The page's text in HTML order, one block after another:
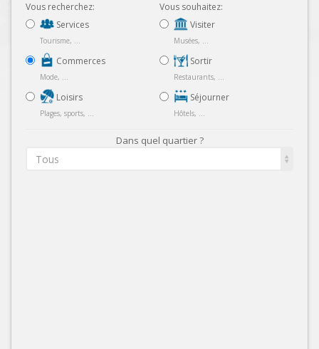
Vous recherchez:
Services
Tourisme, ...
Commerces
Mode, ...
Loisirs
Plages, sports, ...
Vous souhaitez:
Visiter
Musées, ...
Sortir
Restaurants, ...
Séjourner
Hôtels, ...
Dans quel quartier ?
Tous